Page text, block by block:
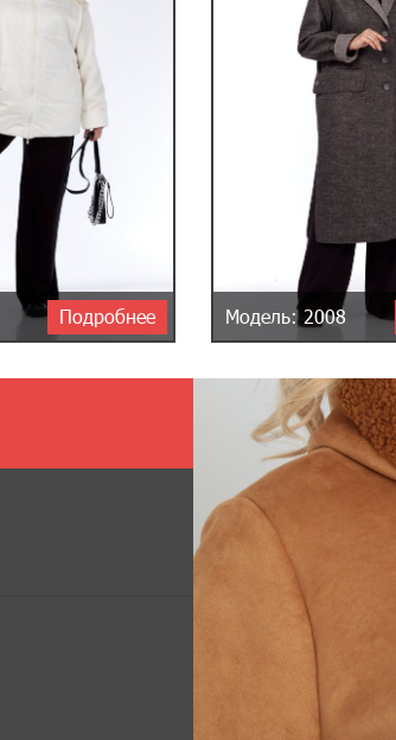
Подробнее Модель: 2008